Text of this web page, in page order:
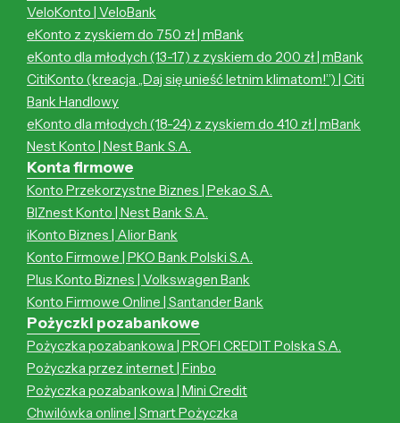
VeloKonto | VeloBank
eKonto z zyskiem do 750 zł | mBank
eKonto dla młodych (13-17) z zyskiem do 200 zł | mBank
CitiKonto (kreacja „Daj się unieść letnim klimatom!”) | Citi
Bank Handlowy
eKonto dla młodych (18-24) z zyskiem do 410 zł | mBank
Nest Konto | Nest Bank S.A.
Konta firmowe
Konto Przekorzystne Biznes | Pekao S.A.
BIZnest Konto | Nest Bank S.A.
iKonto Biznes | Alior Bank
Konto Firmowe | PKO Bank Polski S.A.
Plus Konto Biznes | Volkswagen Bank
Konto Firmowe Online | Santander Bank
Pożyczki pozabankowe
Pożyczka pozabankowa | PROFI CREDIT Polska S.A.
Pożyczka przez internet | Finbo
Pożyczka pozabankowa | Mini Credit
Chwilówka online | Smart Pożyczka